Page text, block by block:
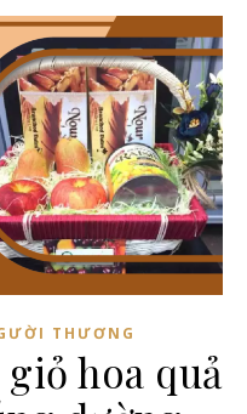
THƯƠNG
hoa quả